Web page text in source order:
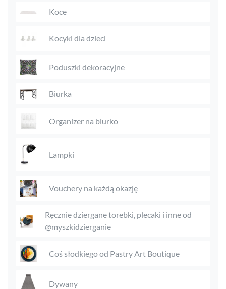
Koce
Kocyki dla dzieci
Poduszki dekoracyjne
Biurka
Organizer na biurko
Lampki
Vouchery na każdą okazję
Ręcznie dziergane torebki, plecaki i inne od
@myszkidzierganie
Coś słodkiego od Pastry Art Boutique
Dywany